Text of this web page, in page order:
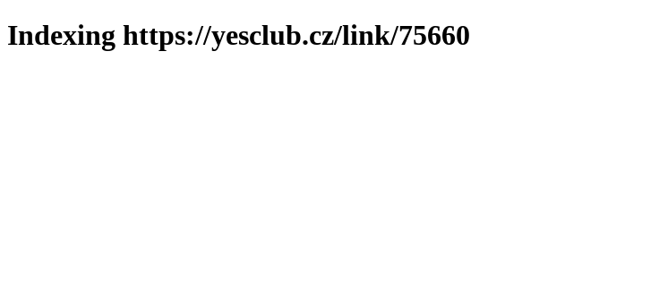
Indexing https://yesclub.cz/link/75660